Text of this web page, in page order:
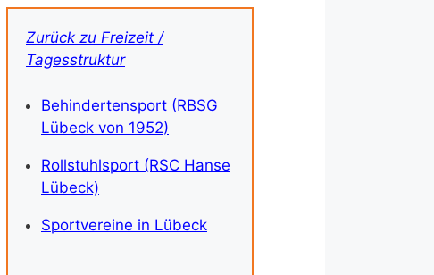
Zurück zu Freizeit /
Tagesstruktur
Behindertensport (RBSG
Lübeck von 1952)
Rollstuhlsport (RSC Hanse
Lübeck)
Sportvereine in Lübeck